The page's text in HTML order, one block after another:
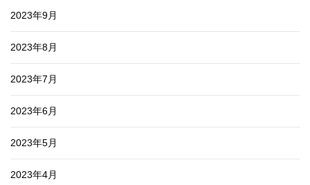
2023年9月
2023年8月
2023年7月
2023年6月
2023年5月
2023年4月